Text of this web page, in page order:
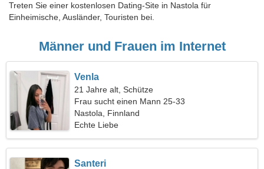
Treten Sie einer kostenlosen Dating-Site in Nastola für
Einheimische, Ausländer, Touristen bei.
Männer und Frauen im Internet
Venla
21 Jahre alt, Schütze
Frau sucht einen Mann 25-33
Nastola, Finnland
Echte Liebe
Santeri